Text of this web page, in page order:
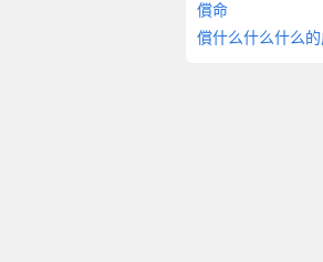
償命
償什么什么什么